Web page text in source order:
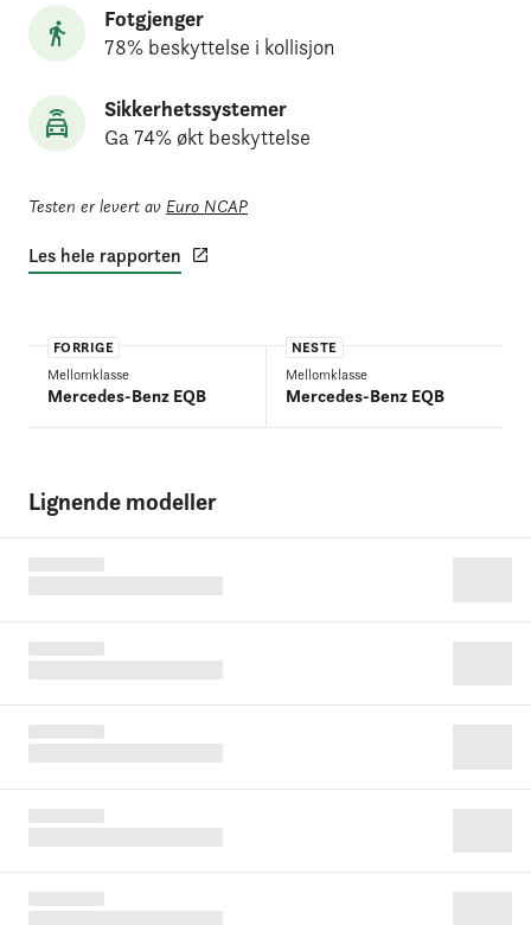
Fotgjenger
78% beskyttelse i kollisjon
Sikkerhetssystemer
Ga 74% økt beskyttelse
Testen er levert av Euro NCAP
Les hele rapporten
FORRIGE
Mellomklasse
Mercedes-Benz EQB
NESTE
Mellomklasse
Mercedes-Benz EQB
Lignende modeller